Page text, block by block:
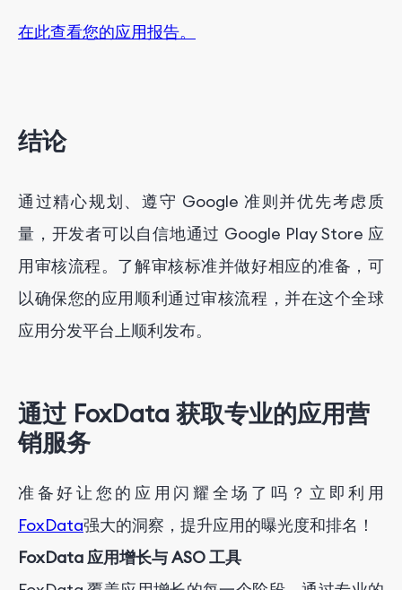
在此查看您的应用报告。
结论
通过精心规划、遵守 Google 准则并优先考虑质
量，开发者可以自信地通过 Google Play Store 应
用审核流程。了解审核标准并做好相应的准备，可
以确保您的应用顺利通过审核流程，并在这个全球
应用分发平台上顺利发布。
通过 FoxData 获取专业的应用营
销服务
准备好让您的应用闪耀全场了吗？立即利用
FoxData强大的洞察，提升应用的曝光度和排名！
FoxData 应用增长与 ASO 工具